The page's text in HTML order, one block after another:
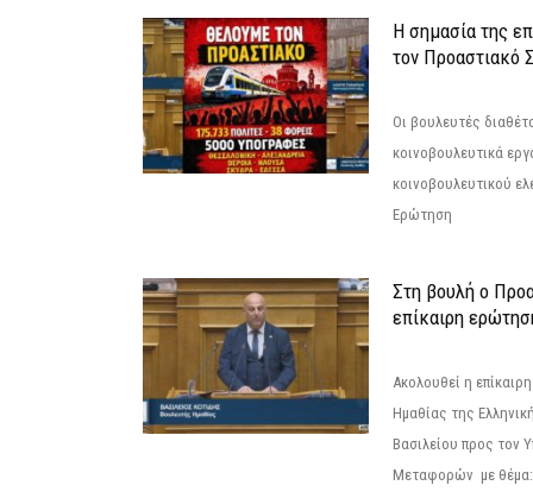
Η σημασία της
τον Προαστιακό
Οι βουλευτές
κοινοβουλευτικά
κοινοβουλευτικού
Ερώτηση
Στη βουλή ο
επίκαιρη
Ακολουθεί η
Ημαθίας της
Βασιλείου προς τον
Μεταφορών με θέμα: